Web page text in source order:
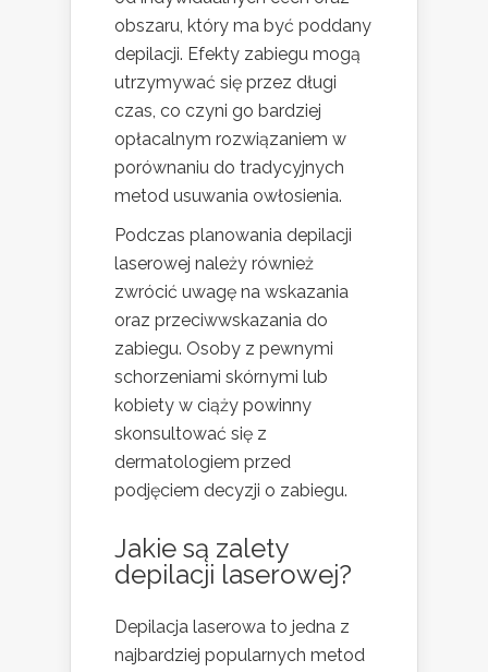
obszaru, który ma być poddany
depilacji. Efekty zabiegu mogą
utrzymywać się przez długi
czas, co czyni go bardziej
opłacalnym rozwiązaniem w
porównaniu do tradycyjnych
metod usuwania owłosienia.
Podczas planowania depilacji
laserowej należy również
zwrócić uwagę na wskazania
oraz przeciwwskazania do
zabiegu. Osoby z pewnymi
schorzeniami skórnymi lub
kobiety w ciąży powinny
skonsultować się z
dermatologiem przed
podjęciem decyzji o zabiegu.
Jakie są zalety
depilacji laserowej?
Depilacja laserowa to jedna z
najbardziej popularnych metod